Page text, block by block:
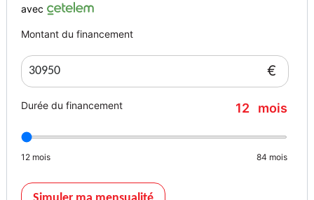
- Chargement par induction pour smartphones
- Contrôle de la pression des pneus
- Diesel avec filtre à particules
- Direction assistée
- Éclairage d&#039;ambiance
- ESP
- Fermeture centralisée
- GPS
avec
Montant du financement
€
Durée du financement 12 mois
12 mois 84 mois